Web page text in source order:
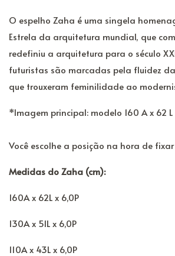
O espelho Zaha é uma singela
Estrela da arquitetura mundial, que
redefiniu a arquitetura para o século
futuristas são marcadas pela fluidez
que trouxeram feminilidade ao
*Imagem principal: modelo 160 A x 62 L
Você escolhe a posição na hora de
Medidas do Zaha (cm):
160A x 62L x 6,0P
130A x 51L x 6,0P
110A x 43L x 6,0P